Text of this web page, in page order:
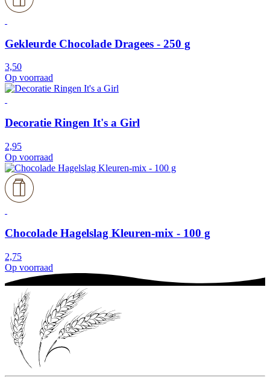
Gekleurde Chocolade Dragees - 250 g
3,50
Op voorraad
Decoratie Ringen It's a Girl
2,95
Op voorraad
Chocolade Hagelslag Kleuren-mix - 100 g
2,75
Op voorraad